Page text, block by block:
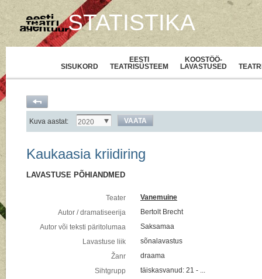
STATISTIKA
SISUKORD
EESTI
TEATRISÜSTEEM
KOOSTÖÖ-
LAVASTUSED
Kuva aastat: 2020 VAATA
Kaukaasia kriidiring
LAVASTUSE PÕHIANDMED
Teater
Vanemuine
Autor / dramatiseerija
Bertolt Brecht
Autor või teksti päritolumaa
Saksamaa
Lavastuse liik
sõnalavastus
Žanr
draama
Sihtgrupp
täiskasvanud: 21 - ...